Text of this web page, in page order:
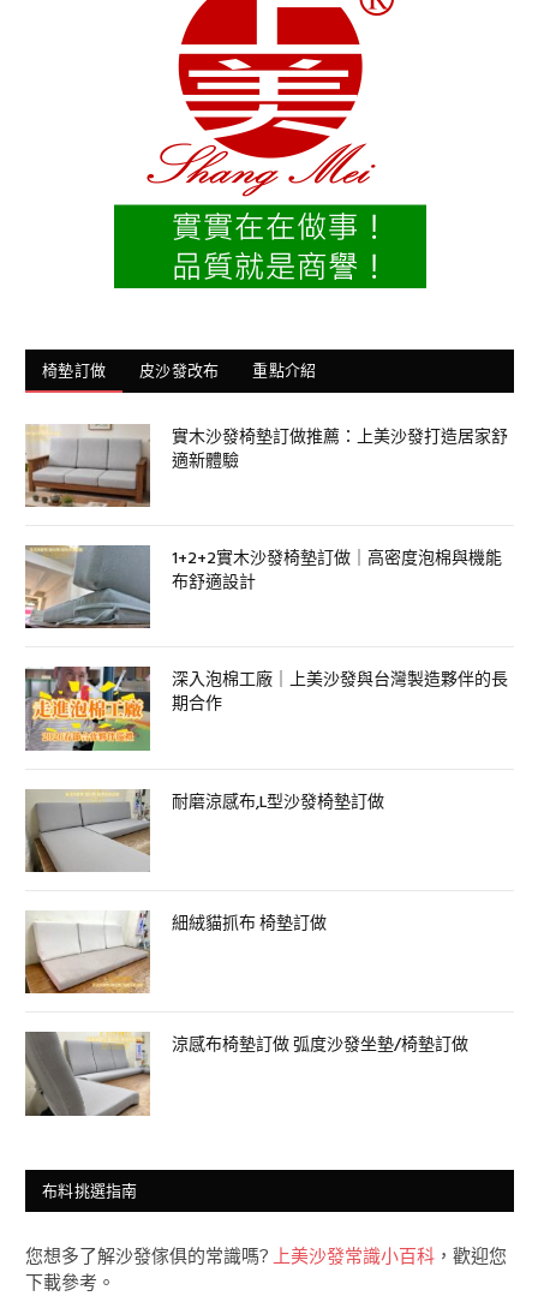
椅墊訂做 皮沙發改布 重點介紹
實木沙發椅墊訂做推薦：上美沙發打造居家舒
適新體驗
1+2+2實木沙發椅墊訂做｜高密度泡棉與機能
布舒適設計
深入泡棉工廠｜上美沙發與台灣製造夥伴的長
期合作
耐磨涼感布,L型沙發椅墊訂做
細絨貓抓布 椅墊訂做
涼感布椅墊訂做 弧度沙發坐墊/椅墊訂做
布料挑選指南
您想多了解沙發傢俱的常識嗎? 上美沙發常識小百科 ，歡迎您
下載參考。